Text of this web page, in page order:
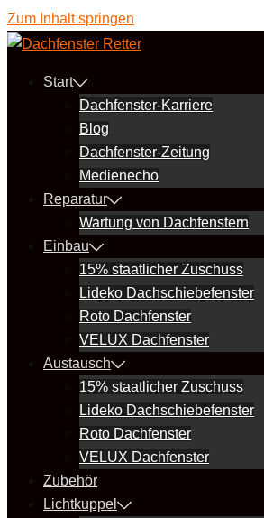
Zum Inhalt springen
Start
Dachfenster-Karriere
Blog
Dachfenster-Zeitung
Medienecho
Reparatur
Wartung von Dachfenstern
Einbau
15% staatlicher Zuschuss
Lideko Dachschiebefenster
Roto Dachfenster
VELUX Dachfenster
Austausch
15% staatlicher Zuschuss
Lideko Dachschiebefenster
Roto Dachfenster
VELUX Dachfenster
Zubehör
Lichtkuppel